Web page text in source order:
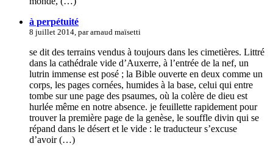
à perpétuité
8 juillet 2014, par arnaud maïsetti
se dit des terrains vendus à toujours dans les cimetières. Littré
dans la cathédrale vide d’Auxerre, à l’entrée de la nef, un
lutrin immense est posé ; la Bible ouverte en deux comme un
corps, les pages cornées, humides à la base, celui qui entre
tombe sur une page des psaumes, où la colère de dieu est
hurlée même en notre absence. je feuillette rapidement pour
trouver la première page de la genèse, le souffle divin qui se
répand dans le désert et le vide : le traducteur s’excuse
d’avoir (…)